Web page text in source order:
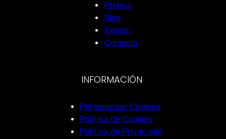
Prensa
Blog
Tienda
Contacto
INFORMACIÓN
Personalizar Cookies
Política de Cookies
Política de Privacidad